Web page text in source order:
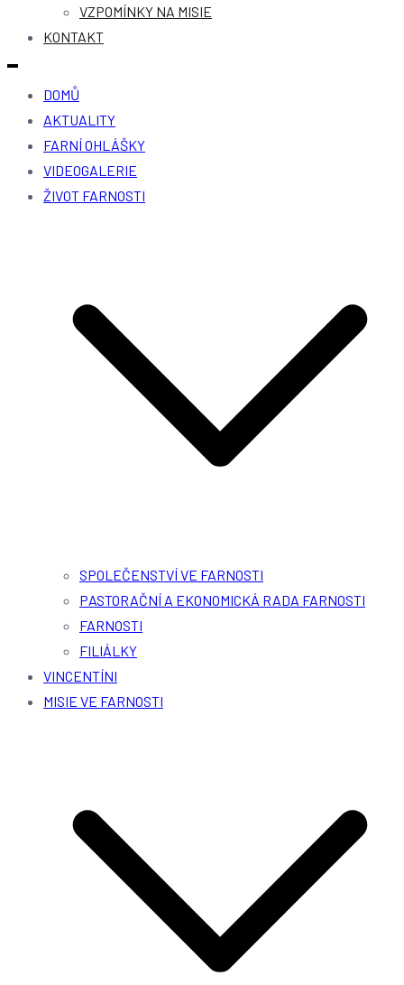
VZPOMÍNKY NA MISIE
KONTAKT
DOMŮ
AKTUALITY
FARNÍ OHLÁŠKY
VIDEOGALERIE
ŽIVOT FARNOSTI
SPOLEČENSTVÍ VE FARNOSTI
PASTORAČNÍ A EKONOMICKÁ RADA FARNOSTI
FARNOSTI
FILIÁLKY
VINCENTÍNI
MISIE VE FARNOSTI